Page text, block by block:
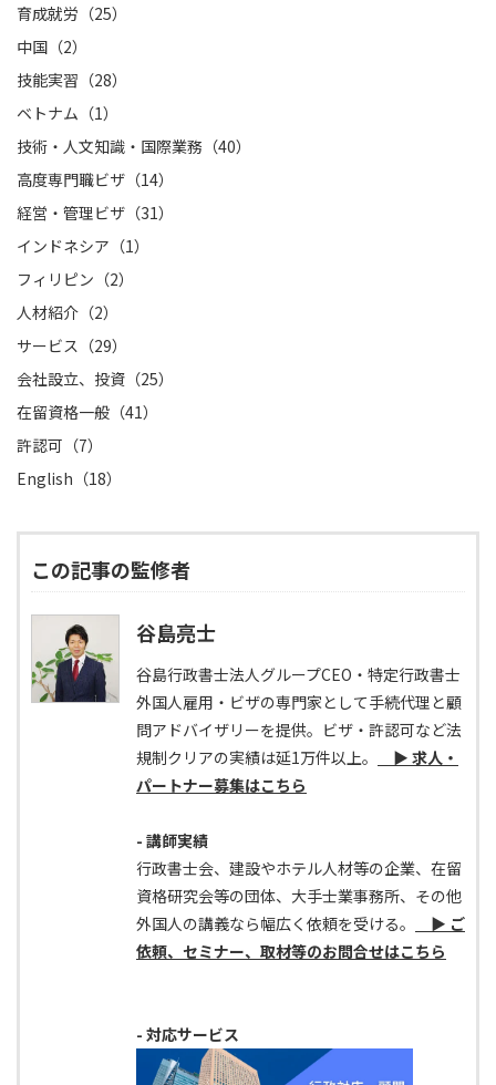
育成就労（25）
中国（2）
技能実習（28）
ベトナム（1）
技術・人文知識・国際業務（40）
高度専門職ビザ（14）
経営・管理ビザ（31）
インドネシア（1）
フィリピン（2）
人材紹介（2）
サービス（29）
会社設立、投資（25）
在留資格一般（41）
許認可（7）
English（18）
この記事の監修者
谷島亮士
谷島行政書士法人グループCEO・特定行政書士
外国人雇用・ビザの専門家として手続代理と顧
問アドバイザリーを提供。ビザ・許認可など法
規制クリアの実績は延1万件以上。
▶ 求人・
パートナー募集はこちら
- 講師実績
行政書士会、建設やホテル人材等の企業、在留
資格研究会等の団体、大手士業事務所、その他
外国人の講義なら幅広く依頼を受ける。
▶ ご
依頼、セミナー、取材等のお問合せはこちら
- 対応サービス